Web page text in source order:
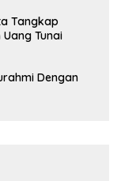
Tangkap
Uang Tunai
Dengan